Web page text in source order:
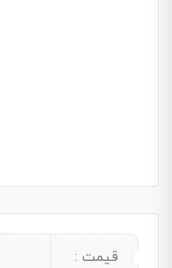
قیمت :